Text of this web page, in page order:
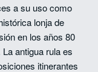
a su uso como
lonja de
en los años 80
antigua rula es
itinerantes